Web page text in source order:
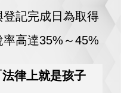
記完成日為取得
高達35%～45%
律上就是孩子